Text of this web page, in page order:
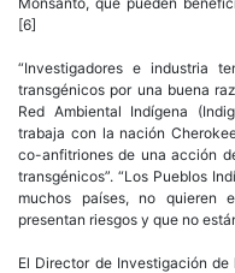
[6]
“Investigadores e industria
transgénicos por una buena
Red Ambiental Indígena
trabaja con la nación
co-anfitriones de una acción
transgénicos”. “Los Pueblos
muchos países, no quieren
presentan riesgos y que no
El Director de Investigación